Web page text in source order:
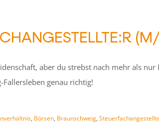
aber du strebst nach mehr als
genau richtig!
, Börsen, Braunschweig,